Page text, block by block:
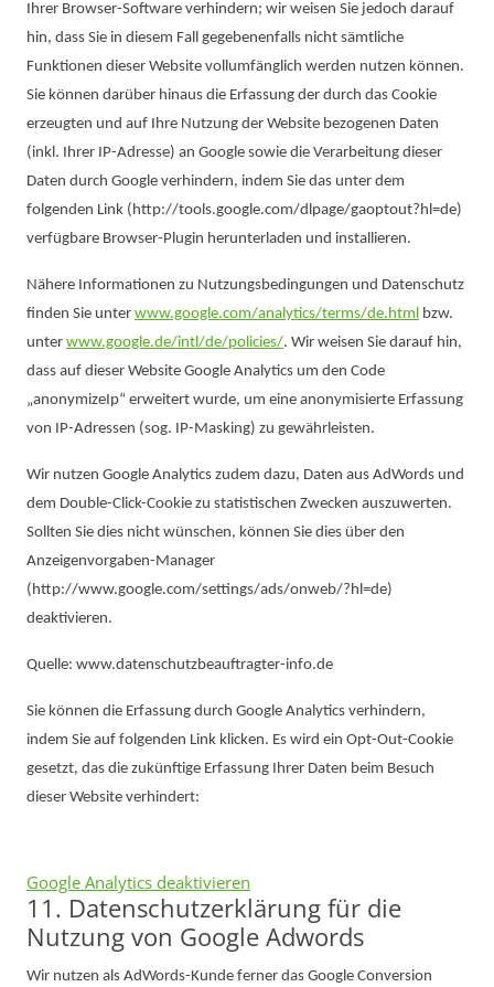
Ihrer Browser-Software verhindern; wir weisen Sie jedoch darauf
hin, dass Sie in diesem Fall gegebenenfalls nicht sämtliche
Funktionen dieser Website vollumfänglich werden nutzen können.
Sie können darüber hinaus die Erfassung der durch das Cookie
erzeugten und auf Ihre Nutzung der Website bezogenen Daten
(inkl. Ihrer IP-Adresse) an Google sowie die Verarbeitung dieser
Daten durch Google verhindern, indem Sie das unter dem
folgenden Link (http://tools.google.com/dlpage/gaoptout?hl=de)
verfügbare Browser-Plugin herunterladen und installieren.
Nähere Informationen zu Nutzungsbedingungen und Datenschutz
finden Sie unter www.google.com/analytics/terms/de.html bzw.
unter www.google.de/intl/de/policies/. Wir weisen Sie darauf hin,
dass auf dieser Website Google Analytics um den Code
„anonymizeIp“ erweitert wurde, um eine anonymisierte Erfassung
von IP-Adressen (sog. IP-Masking) zu gewährleisten.
Wir nutzen Google Analytics zudem dazu, Daten aus AdWords und
dem Double-Click-Cookie zu statistischen Zwecken auszuwerten.
Sollten Sie dies nicht wünschen, können Sie dies über den
Anzeigenvorgaben-Manager
(http://www.google.com/settings/ads/onweb/?hl=de)
deaktivieren.
Quelle: www.datenschutzbeauftragter-info.de
Sie können die Erfassung durch Google Analytics verhindern,
indem Sie auf folgenden Link klicken. Es wird ein Opt-Out-Cookie
gesetzt, das die zukünftige Erfassung Ihrer Daten beim Besuch
dieser Website verhindert:
Google Analytics deaktivieren
11. Datenschutzerklärung für die
Nutzung von Google Adwords
Wir nutzen als AdWords-Kunde ferner das Google Conversion